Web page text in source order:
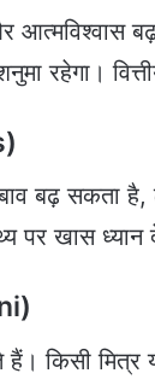
रहेगा।
बढ़ सकता है,
पर खास
किसी मित्र